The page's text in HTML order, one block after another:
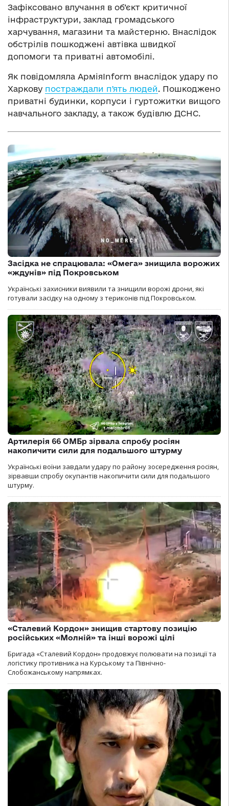
Зафіксовано влучання в об’єкт критичної
інфраструктури, заклад громадського
харчування, магазини та майстерню. Внаслідок
обстрілів пошкоджені автівка швидкої
допомоги та приватні автомобілі.
Як повідомляла АрміяInform внаслідок удару по
Харкову постраждали пʼять людей
. Пошкоджено
приватні будинки, корпуси і гуртожитки вищого
навчального закладу, а також будівлю ДСНС.
Засідка не спрацювала: «Омега» знищила ворожих
«ждунів» під Покровськом
Українські захисники виявили та знищили ворожі дрони, які
готували засідку на одному з териконів під Покровськом.
Артилерія 66 ОМБр зірвала спробу росіян
накопичити сили для подальшого штурму
Українські воїни завдали удару по району зосередження росіян,
зірвавши спробу окупантів накопичити сили для подальшого
штурму.
«Сталевий Кордон» знищив стартову позицію
російських «Молній» та інші ворожі цілі
Бригада «Сталевий Кордон» продовжує полювати на позиції та
логістику противника на Курському та Північно-
Слобожанському напрямках.